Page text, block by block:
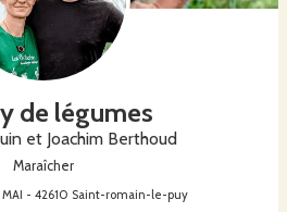
de légumes
et Joachim Berthoud
Maraîcher
MAI - 42610 Saint-romain-le-puy